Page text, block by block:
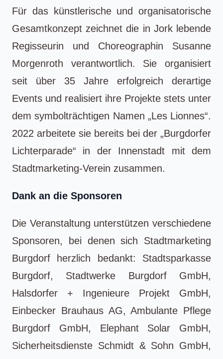
Für das künstlerische und organisatorische
Gesamtkonzept zeichnet die in Jork lebende
Regisseurin und Choreographin Susanne
Morgenroth verantwortlich. Sie organisiert
seit über 35 Jahre erfolgreich derartige
Events und realisiert ihre Projekte stets unter
dem symbolträchtigen Namen „Les Lionnes“.
2022 arbeitete sie bereits bei der „Burgdorfer
Lichterparade“ in der Innenstadt mit dem
Stadtmarketing-Verein zusammen.
Dank an die Sponsoren
Die Veranstaltung unterstützen verschiedene
Sponsoren, bei denen sich Stadtmarketing
Burgdorf herzlich bedankt: Stadtsparkasse
Burgdorf, Stadtwerke Burgdorf GmbH,
Halsdorfer + Ingenieure Projekt GmbH,
Einbecker Brauhaus AG, Ambulante Pflege
Burgdorf GmbH, Elephant Solar GmbH,
Sicherheitsdienste Schmidt & Sohn GmbH,